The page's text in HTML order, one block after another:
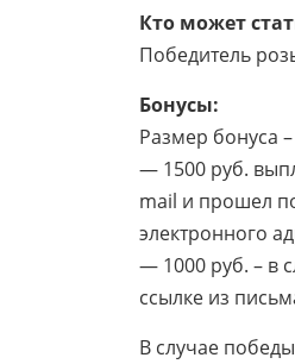
Кто может
Победитель
Бонусы:
Размер бонуса
— 1500 руб.
mail и прошел
электронного
— 1000 руб. – в
ссылке из
В случае